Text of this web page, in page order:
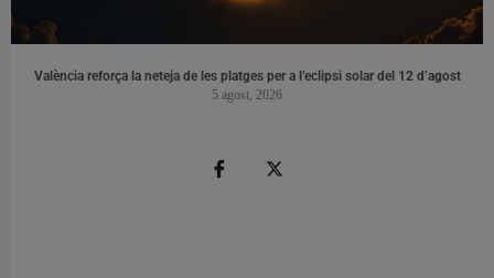
València reforça la neteja de les platges per a l’eclipsi solar del 12 d’agost
5 agost, 2026